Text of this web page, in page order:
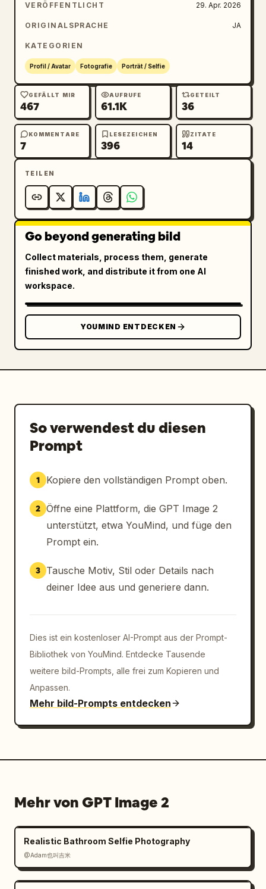
VERÖFFENTLICHT 29. Apr. 2026
ORIGINALSPRACHE JA
KATEGORIEN
Profil / Avatar Fotografie Porträt / Selfie
GEFÄLLT MIR
467
AUFRUFE
61.1K
GETEILT
36
KOMMENTARE
7
LESEZEICHEN
396
ZITATE
14
TEILEN
Go beyond generating bild
Collect materials, process them, generate
finished work, and distribute it from one AI
workspace.
YOUMIND ENTDECKEN
So verwendest du diesen
Prompt
1 Kopiere den vollständigen Prompt oben.
2 Öffne eine Plattform, die GPT Image 2
unterstützt, etwa YouMind, und füge den
Prompt ein.
3
Tausche Motiv, Stil oder Details nach
deiner Idee aus und generiere dann.
Dies ist ein kostenloser AI-Prompt aus der Prompt-
Bibliothek von YouMind. Entdecke Tausende
weitere bild-Prompts, alle frei zum Kopieren und
Anpassen.
Mehr bild-Prompts entdecken
Mehr von GPT Image 2
Realistic Bathroom Selfie Photography
@Adam也叫吉米